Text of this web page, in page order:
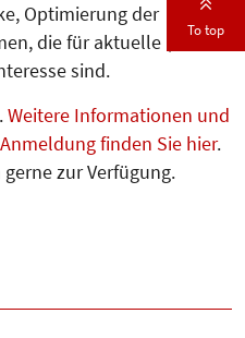
Opti­mie­rung der
die für aktuelle (und
sind.
Weitere Informationen und
finden Sie hier.
zur Verfügung.
To top